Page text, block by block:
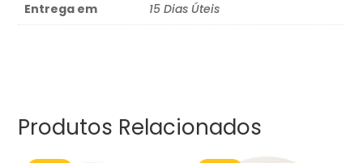
Entrega em 15 Dias Úteis
Produtos Relacionados